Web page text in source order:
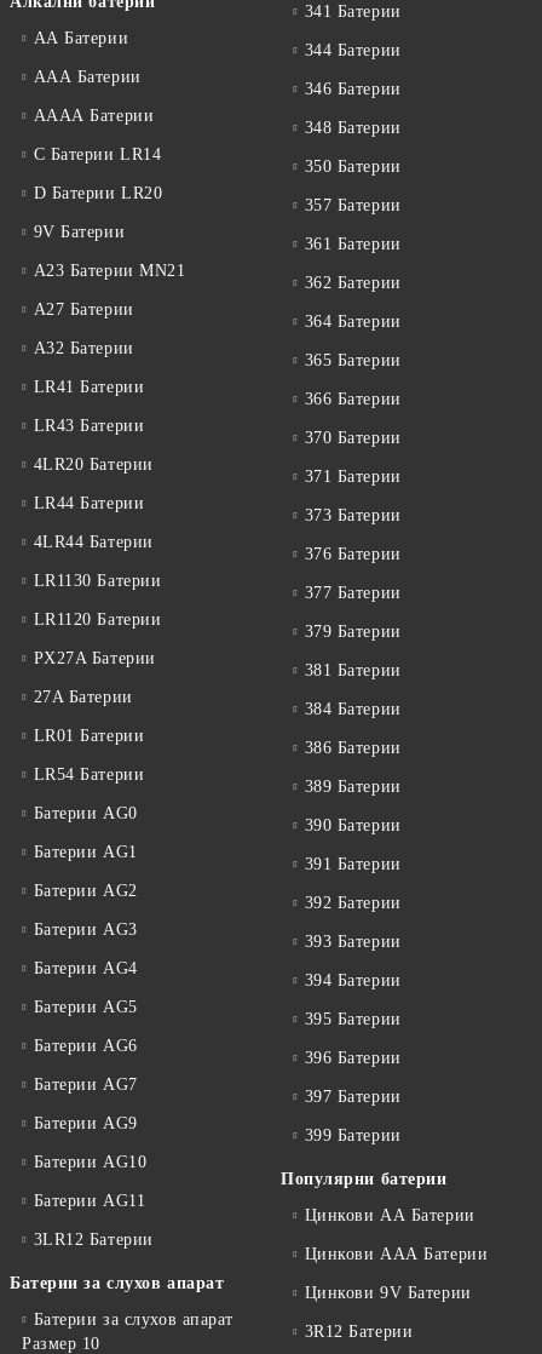
АА Батерии
ААА Батерии
АААА Батерии
C Батерии LR14
D Батерии LR20
9V Батерии
A23 Батерии MN21
A27 Батерии
A32 Батерии
LR41 Батерии
LR43 Батерии
4LR20 Батерии
LR44 Батерии
4LR44 Батерии
LR1130 Батерии
LR1120 Батерии
PX27A Батерии
27A Батерии
LR01 Батерии
LR54 Батерии
Батерии AG0
Батерии AG1
Батерии AG2
Батерии AG3
Батерии AG4
Батерии AG5
Батерии AG6
Батерии AG7
Батерии AG9
Батерии AG10
Батерии AG11
3LR12 Батерии
Батерии за слухов апарат
Батерии за слухов апарат
Размер 10
341 Батерии
344 Батерии
346 Батерии
348 Батерии
350 Батерии
357 Батерии
361 Батерии
362 Батерии
364 Батерии
365 Батерии
366 Батерии
370 Батерии
371 Батерии
373 Батерии
376 Батерии
377 Батерии
379 Батерии
381 Батерии
384 Батерии
386 Батерии
389 Батерии
390 Батерии
391 Батерии
392 Батерии
393 Батерии
394 Батерии
395 Батерии
396 Батерии
397 Батерии
399 Батерии
Популярни батерии
Цинкови АА Батерии
Цинкови ААА Батерии
Цинкови 9V Батерии
3R12 Батерии